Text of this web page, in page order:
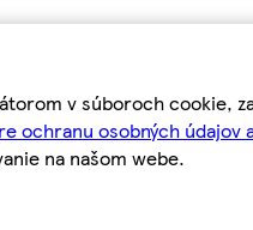
v súboroch cookie,
ochranu osobných údajov
na našom webe.